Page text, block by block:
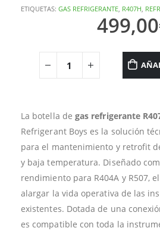
ETIQUETAS: GAS REFRIGERANTE R407H
499,00
La botella de gas refrigerante
Refrigerant Boys es la solución
para el mantenimiento y retrofit
y baja temperatura. Diseñado
rendimiento para R404A y R507,
alargar la vida operativa de las
existentes. Dotada de una
es compatible con toda la